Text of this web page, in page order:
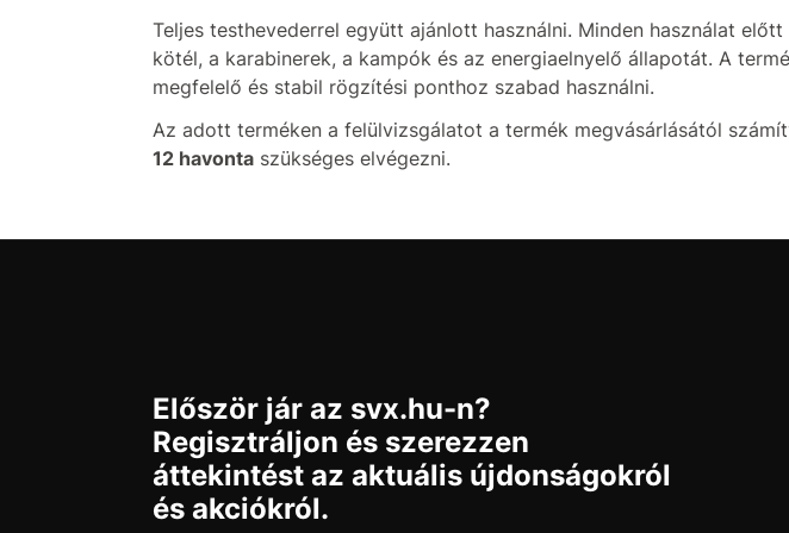
Teljes testhevederrel együtt ajánlott használni. Minden használat
kötél, a karabinerek, a kampók és az energiaelnyelő állapotát. A
megfelelő és stabil rögzítési ponthoz szabad használni.
Az adott terméken a felülvizsgálatot a termék megvásárlásától
12 havonta szükséges elvégezni.
Először jár az svx.hu-n?
Regisztráljon és szerezzen
áttekintést az aktuális újdonságokról
és akciókról.